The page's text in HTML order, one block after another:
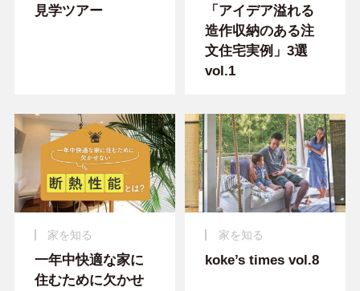
見学ツアー
「アイデア溢れる
造作収納のある注
文住宅実例」3選
vol.1
家を知る
一年中快適な家に
住むために欠かせ
家を知る
koke’s times vol.8